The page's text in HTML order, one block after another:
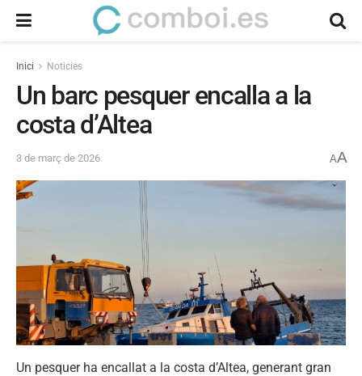
Inici Noticies
Un barc pesquer encalla a la
costa d’Altea
3 de març de 2026 AA
Un pesquer ha encallat a la costa d’Altea, generant gran